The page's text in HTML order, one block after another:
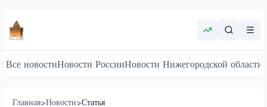
Все новостиНовости РоссииНовости Нижегородской области
Главная>Новости>Статья